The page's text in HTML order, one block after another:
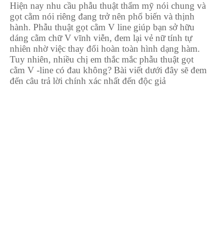
Hiện nay nhu cầu phẫu thuật thẩm mỹ nói chung và
gọt cằm nói riêng đang trở nên phổ biến và thịnh
hành. Phẫu thuật gọt cằm V line giúp bạn sở hữu
dáng cằm chữ V vĩnh viễn, đem lại vẻ nữ tính tự
nhiên nhờ việc thay đổi hoàn toàn hình dạng hàm.
Tuy nhiên, nhiều chị em thắc mắc phẫu thuật gọt
cằm V -line có đau không? Bài viết dưới đây sẽ đem
đến câu trả lời chính xác nhất đến độc giả